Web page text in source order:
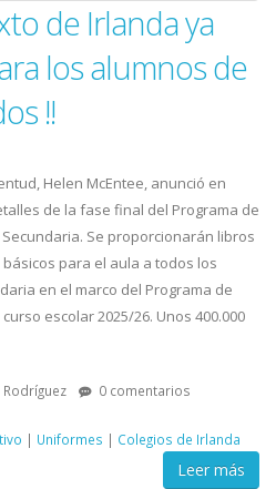
de Irlanda ya
los alumnos de
!!
Helen McEntee, anunció en
de la fase final del Programa de
Se proporcionarán libros
para el aula a todos los
en el marco del Programa de
escolar 2025/26. Unos 400.000
Rodríguez
0 comentarios
| Uniformes | Colegios de Irlanda
Leer más